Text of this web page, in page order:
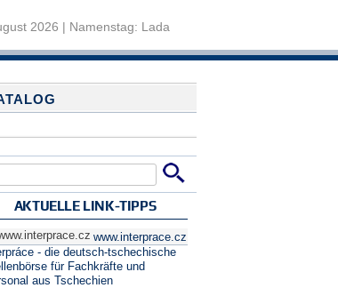
2026 | Namenstag: Lada
AKTUELLE LINK-TIPPS
www.interprace.cz
- die deutsch-tschechische
für Fachkräfte und
aus Tschechien